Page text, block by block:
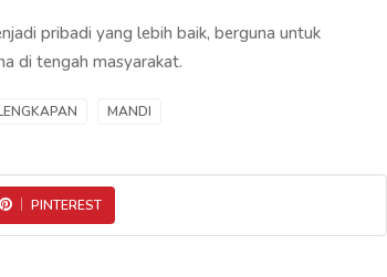
pribadi yang lebih baik, berguna untuk
di tengah masyarakat.
MANDI
PINTEREST